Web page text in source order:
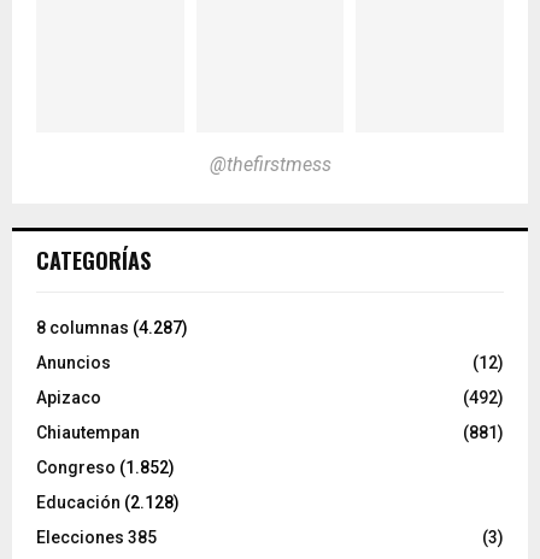
@thefirstmess
CATEGORÍAS
8 columnas (4.287)
Anuncios
(12)
Apizaco
(492)
Chiautempan
(881)
Congreso (1.852)
Educación (2.128)
Elecciones 385
(3)